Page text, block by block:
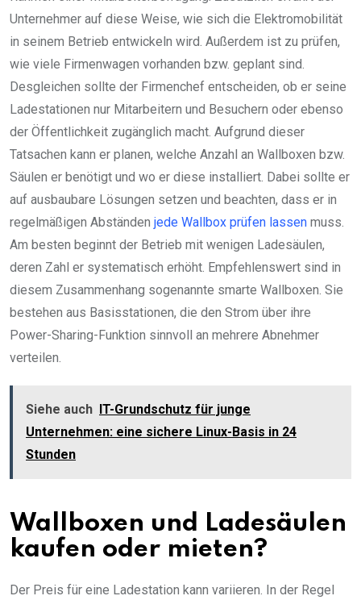
Unternehmer auf diese Weise, wie sich die Elektromobilität
in seinem Betrieb entwickeln wird. Außerdem ist zu prüfen,
wie viele Firmenwagen vorhanden bzw. geplant sind.
Desgleichen sollte der Firmenchef entscheiden, ob er seine
Ladestationen nur Mitarbeitern und Besuchern oder ebenso
der Öffentlichkeit zugänglich macht. Aufgrund dieser
Tatsachen kann er planen, welche Anzahl an Wallboxen bzw.
Säulen er benötigt und wo er diese installiert. Dabei sollte er
auf ausbaubare Lösungen setzen und beachten, dass er in
regelmäßigen Abständen jede Wallbox prüfen lassen muss.
Am besten beginnt der Betrieb mit wenigen Ladesäulen,
deren Zahl er systematisch erhöht. Empfehlenswert sind in
diesem Zusammenhang sogenannte smarte Wallboxen. Sie
bestehen aus Basisstationen, die den Strom über ihre
Power-Sharing-Funktion sinnvoll an mehrere Abnehmer
verteilen.
Siehe auch
IT-Grundschutz für junge
Unternehmen: eine sichere Linux-Basis in 24
Stunden
Wallboxen und Ladesäulen
kaufen oder mieten?
Der Preis für eine Ladestation kann variieren. In der Regel